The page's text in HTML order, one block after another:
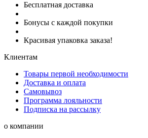
Бесплатная доставка
Бонусы с каждой покупки
Красивая упаковка заказа!
Клиентам
Товары первой необходимости
Доставка и оплата
Самовывоз
Программа лояльности
Подписка на рассылку
о компании